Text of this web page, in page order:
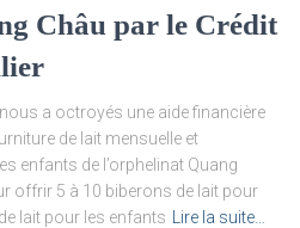
Châu par le Crédit
a octroyés une aide financière
de lait mensuelle et
enfants de l’orphelinat Quang
offrir 5 à 10 biberons de lait pour
lait pour les enfants Lire la suite…